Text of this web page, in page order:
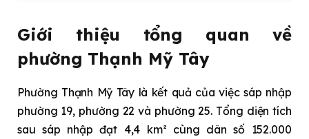
Giới thiệu tổng quan về
phường Thạnh Mỹ Tây
Phường Thạnh Mỹ Tây là kết quả của việc sáp nhập
phường 19, phường 22 và phường 25. Tổng diện tích
sau sáp nhập đạt 4,4 km² cùng dân số 152.000